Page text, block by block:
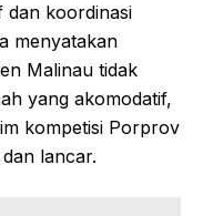
dan koordinasi
menyatakan
Malinau tidak
yang akomodatif,
kompetisi Porprov
lancar.